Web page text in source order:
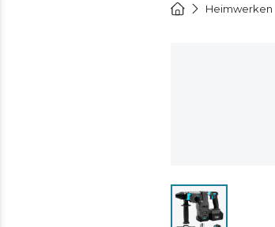
Heimwerken